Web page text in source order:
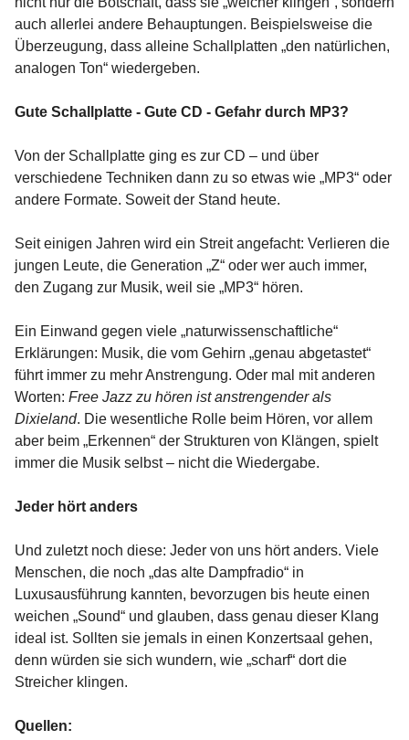
auch allerlei andere Behauptungen. Beispielsweise die
Überzeugung, dass alleine Schallplatten „den natürlichen,
analogen Ton“ wiedergeben.
Gute Schallplatte - Gute CD - Gefahr durch MP3?
Von der Schallplatte ging es zur CD – und über
verschiedene Techniken dann zu so etwas wie „MP3“ oder
andere Formate. Soweit der Stand heute.
Seit einigen Jahren wird ein Streit angefacht: Verlieren die
jungen Leute, die Generation „Z“ oder wer auch immer,
den Zugang zur Musik, weil sie „MP3“ hören.
Ein Einwand gegen viele „naturwissenschaftliche“
Erklärungen: Musik, die vom Gehirn „genau abgetastet“
führt immer zu mehr Anstrengung. Oder mal mit anderen
Worten: Free Jazz zu hören ist anstrengender als
Dixieland. Die wesentliche Rolle beim Hören, vor allem
aber beim „Erkennen“ der Strukturen von Klängen, spielt
immer die Musik selbst – nicht die Wiedergabe.
Jeder hört anders
Und zuletzt noch diese: Jeder von uns hört anders. Viele
Menschen, die noch „das alte Dampfradio“ in
Luxusausführung kannten, bevorzugen bis heute einen
weichen „Sound“ und glauben, dass genau dieser Klang
ideal ist. Sollten sie jemals in einen Konzertsaal gehen,
denn würden sie sich wundern, wie „scharf“ dort die
Streicher klingen.
Quellen: